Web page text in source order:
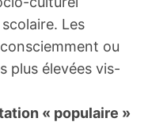
Les
ou
plus élevées vis-
« populaire »